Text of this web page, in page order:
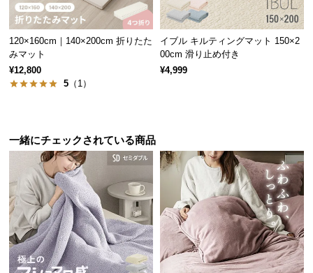
知
ら
せ
グ
企
業
情
報
120×160cm｜140×200cm 折りたた
みマット
¥12,800
5 （1）
イブル キルティングマット 150×2
00cm 滑り止め付き
¥4,999
一緒にチェックされている商品